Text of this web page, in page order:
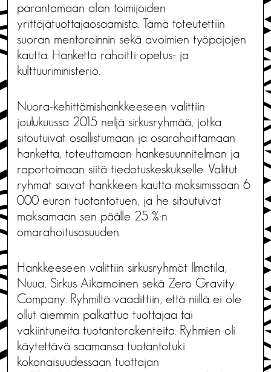
parantamaan alan toimijoiden
yrittäjätuottajaosaamista. Tämä toteutettiin
suoran mentoroinnin sekä avoimien työpajojen
kautta. Hanketta rahoitti opetus- ja
kulttuuriministeriö.
Nuora-kehittämishankkeeseen valittiin
joulukuussa 2015 neljä sirkusryhmää, jotka
sitoutuivat osallistumaan ja osarahoittamaan
hanketta, toteuttamaan hankesuunnitelman ja
raportoimaan siitä tiedotuskeskukselle. Valitut
ryhmät saivat hankkeen kautta maksimissaan 6
000 euron tuotantotuen, ja he sitoutuivat
maksamaan sen päälle 25 %:n
omarahoitusosuuden.
Hankkeeseen valittiin sirkusryhmät Ilmatila,
Nuua, Sirkus Aikamoinen sekä Zero Gravity
Company. Ryhmiltä vaadittiin, että niillä ei ole
ollut aiemmin palkattua tuottajaa tai
vakiintuneita tuotantorakenteita. Ryhmien oli
käytettävä saamansa tuotantotuki
kokonaisuudessaan tuottajan